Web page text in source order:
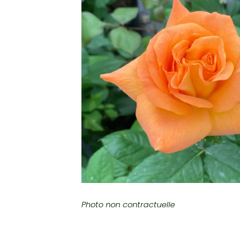
Photo non contractuelle